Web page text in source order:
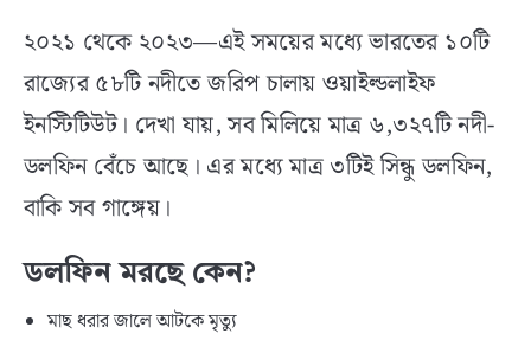
২০২১ থেকে ২০২৩—এই সময়ের মধ্যে ভারতের ১০টি
রাজ্যের ৫৮টি নদীতে জরিপ চালায় ওয়াইল্ডলাইফ
ইনস্টিটিউট। দেখা যায়, সব মিলিয়ে মাত্র ৬,৩২৭টি নদী-
ডলফিন বেঁচে আছে। এর মধ্যে মাত্র ৩টিই সিন্ধু ডলফিন,
বাকি সব গাঙ্গেয়।
ডলফিন মরছে কেন?
মাছ ধরার জালে আটকে মৃত্যু